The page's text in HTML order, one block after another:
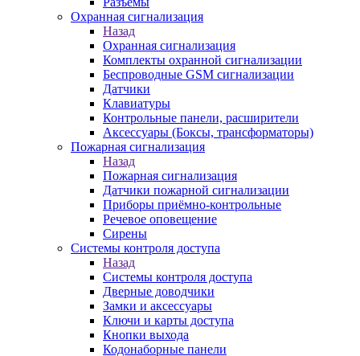
Охранная сигнализация
Назад
Охранная сигнализация
Комплекты охранной сигнализации
Беспроводные GSM сигнализации
Датчики
Клавиатуры
Контрольные панели, расширители
Аксессуары (Боксы, трансформаторы)
Пожарная сигнализация
Назад
Пожарная сигнализация
Датчики пожарной сигнализации
Приборы приёмно-контрольные
Речевое оповещение
Сирены
Системы контроля доступа
Назад
Системы контроля доступа
Дверные доводчики
Замки и аксессуары
Ключи и карты доступа
Кнопки выхода
Кодонаборные панели